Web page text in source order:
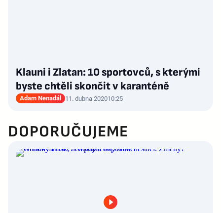
Klauni i Zlatan: 10 sportovců, s kterými
byste chtěli skončit v karanténě
Adam Nenadál 11. dubna 202010:25
DOPORUČUJEME